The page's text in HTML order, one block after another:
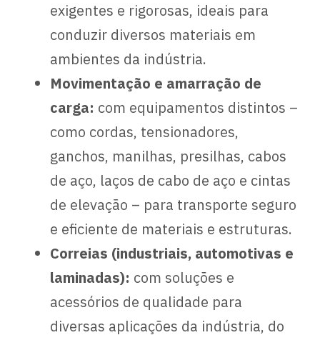
exigentes e rigorosas, ideais para
conduzir diversos materiais em
ambientes da indústria.
Movimentação e amarração de
carga: com equipamentos distintos –
como cordas, tensionadores,
ganchos, manilhas, presilhas, cabos
de aço, laços de cabo de aço e cintas
de elevação – para transporte seguro
e eficiente de materiais e estruturas.
Correias (industriais, automotivas e
laminadas): com soluções e
acessórios de qualidade para
diversas aplicações da indústria, do